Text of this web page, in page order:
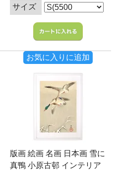
サイズ
お気に入りに追加
版画 絵画 名画 日本画 雪に
真鴨 小原古邨 インテリア